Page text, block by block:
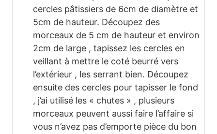
cercles pâtissiers de 6cm de diamètre et
5cm de hauteur. Découpez des
morceaux de 5 cm de hauteur et environ
2cm de large , tapissez les cercles en
veillant à mettre le coté beurré vers
l’extérieur , les serrant bien. Découpez
ensuite des cercles pour tapisser le fond
, j’ai utilisé les « chutes » , plusieurs
morceaux peuvent aussi faire l’affaire si
vous n’avez pas d’emporte pièce du bon